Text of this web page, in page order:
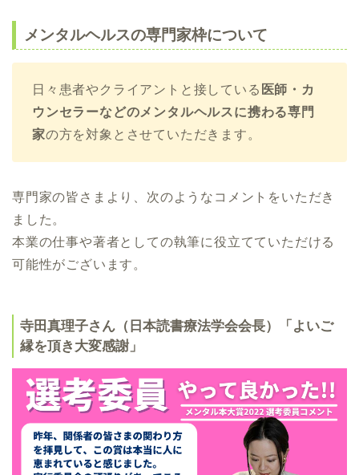
メンタルヘルスの専門家枠について
日々患者やクライアントと接している 医師・カ
ウンセラーなどのメンタルヘルスに携わる専門
家の方を対象とさせていただきます。
専門家の皆さまより、次のようなコメントをいただき
ました。
本業の仕事や著者としての執筆に役立てていただける
可能性がございます。
寺田真理子さん（日本読書療法学会会長）「よいご
縁を頂き大変感謝」